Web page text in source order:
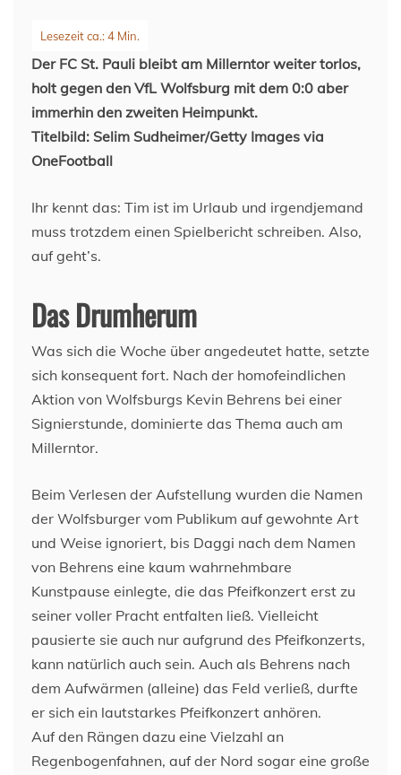
Der FC St. Pauli bleibt am Millerntor weiter torlos,
holt gegen den VfL Wolfsburg mit dem 0:0 aber
immerhin den zweiten Heimpunkt.
Titelbild: Selim Sudheimer/Getty Images via
OneFootball
Ihr kennt das: Tim ist im Urlaub und irgendjemand
muss trotzdem einen Spielbericht schreiben. Also,
auf geht’s.
Das Drumherum
Was sich die Woche über angedeutet hatte, setzte
sich konsequent fort. Nach der homofeindlichen
Aktion von Wolfsburgs Kevin Behrens bei einer
Signierstunde, dominierte das Thema auch am
Millerntor.
Beim Verlesen der Aufstellung wurden die Namen
der Wolfsburger vom Publikum auf gewohnte Art
und Weise ignoriert, bis Daggi nach dem Namen
von Behrens eine kaum wahrnehmbare
Kunstpause einlegte, die das Pfeifkonzert erst zu
seiner voller Pracht entfalten ließ. Vielleicht
pausierte sie auch nur aufgrund des Pfeifkonzerts,
kann natürlich auch sein. Auch als Behrens nach
dem Aufwärmen (alleine) das Feld verließ, durfte
er sich ein lautstarkes Pfeifkonzert anhören.
Auf den Rängen dazu eine Vielzahl an
Regenbogenfahnen, auf der Nord sogar eine große